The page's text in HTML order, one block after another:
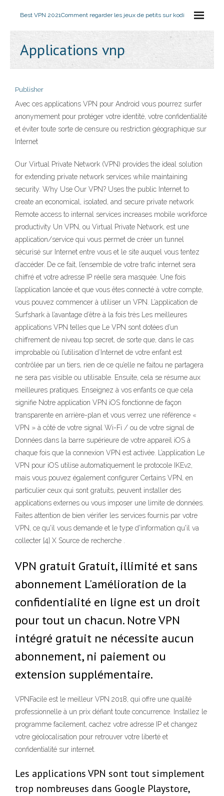
Best VPN 2021Comment regarder les jeux de petits sur kodi
Applications vnp
Publisher
Avec ces applications VPN pour Android vous pourrez surfer
anonymement pour protéger votre identité, votre confidentialité
et éviter toute sorte de censure ou restriction géographique sur
Internet
Our Virtual Private Network (VPN) provides the ideal solution
for extending private network services while maintaining
security. Why Use Our VPN? Uses the public Internet to
create an economical, isolated, and secure private network
Remote access to internal services increases mobile workforce
productivity Un VPN, ou Virtual Private Network, est une
application/service qui vous permet de créer un tunnel
sécurisé sur Internet entre vous et le site auquel vous tentez
d’accéder. De ce fait, l’ensemble de votre trafic internet sera
chiffré et votre adresse IP réelle sera masquée. Une fois
l’application lancée et que vous êtes connecté à votre compte,
vous pouvez commencer à utiliser un VPN. L’application de
Surfshark à l’avantage d’être à la fois très Les meilleures
applications VPN telles que Le VPN sont dotées d’un
chiffrement de niveau top secret, de sorte que, dans le cas
improbable où l’utilisation d’Internet de votre enfant est
contrôlée par un tiers, rien de ce qu’elle ne faitou ne partagera
ne sera pas visible ou utilisable. Ensuite, cela se résume aux
meilleures pratiques. Enseignez à vos enfants ce que cela
signifie Notre application VPN iOS fonctionne de façon
transparente en arrière-plan et vous verrez une référence «
VPN » à côté de votre signal Wi-Fi / ou de votre signal de
Données dans la barre supérieure de votre appareil iOS à
chaque fois que la connexion VPN est activée. L’application Le
VPN pour iOS utilise automatiquement le protocole IKEv2,
mais vous pouvez également configurer Certains VPN, en
particulier ceux qui sont gratuits, peuvent installer des
applications externes ou vous imposer une limite de données.
Faites attention de bien vérifier les services fournis par votre
VPN, ce qu'il vous demande et le type d'information qu'il va
collecter [4] X Source de recherche .
VPN gratuit Gratuit, illimité et sans
abonnement L'amélioration de la
confidentialité en ligne est un droit
pour tout un chacun. Notre VPN
intégré gratuit ne nécessite aucun
abonnement, ni paiement ou
extension supplémentaire.
VPNFacile est le meilleur VPN 2018, qui offre une qualité
professionnelle à un prix défiant toute concurrence. Installez le
programme facilement, cachez votre adresse IP et changez
votre géolocalisation pour retrouver votre liberté et
confidentialité sur internet.
Les applications VPN sont tout simplement
trop nombreuses dans Google Playstore,